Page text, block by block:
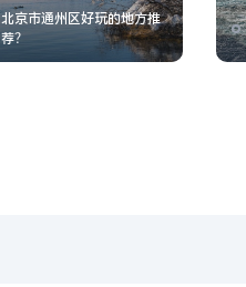
北京市通州区好玩的地方推
荐？